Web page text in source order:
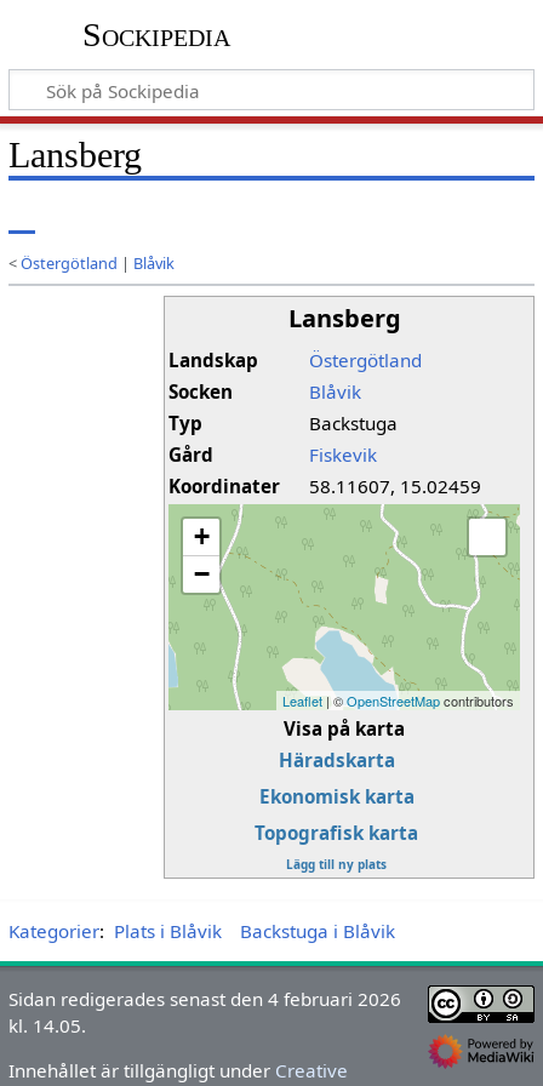
Sockipedia
Lansberg
<Östergötland | Blåvik
Lansberg
Landskap
Östergötland
Socken
Blåvik
Typ
Backstuga
Gård
Fiskevik
Koordinater
58.11607, 15.02459
+
−
Leaflet | ©OpenStreetMapcontributors
Visa på karta
Häradskarta
Ekonomisk karta
Topografisk karta
Lägg till ny plats
Kategorier: Plats i Blåvik Backstuga i Blåvik
Sidan redigerades senast den 4 februari 2026
kl. 14.05.
Innehållet är tillgängligt under Creative